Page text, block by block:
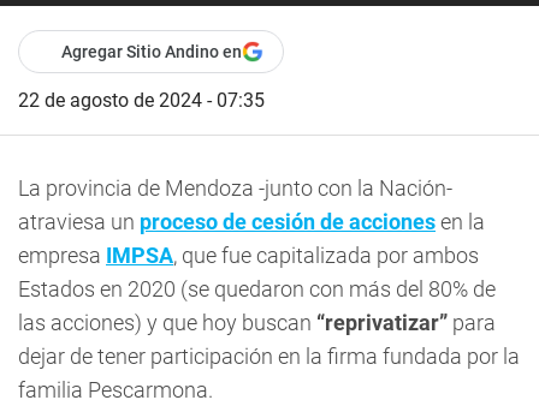
Agregar Sitio Andino en
22 de agosto de 2024 - 07:35
La provincia de Mendoza -junto con la Nación-
atraviesa un proceso de cesión de accionesen la
empresa IMPSA, que fue capitalizada por ambos
Estados en 2020 (se quedaron con más del 80% de
las acciones) y que hoy buscan “reprivatizar” para
dejar de tener participación en la firma fundada por la
familia Pescarmona.